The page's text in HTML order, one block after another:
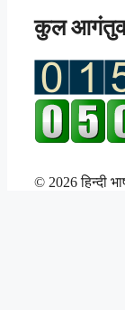
कुल
© 2026 हिन्दी